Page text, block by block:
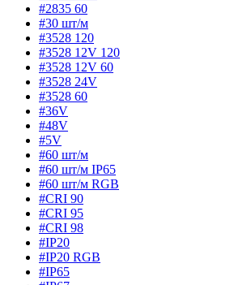
#2835 60
#30 шт/м
#3528 120
#3528 12V 120
#3528 12V 60
#3528 24V
#3528 60
#36V
#48V
#5V
#60 шт/м
#60 шт/м IP65
#60 шт/м RGB
#CRI 90
#CRI 95
#CRI 98
#IP20
#IP20 RGB
#IP65